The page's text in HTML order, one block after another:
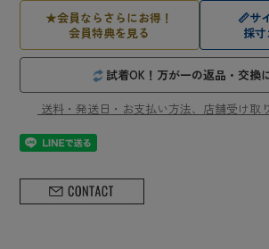
★会員ならさらにお得！
会員特典を見る
📏サ
採
試着OK！万が一の返品・交換
送料・発送日・お支払い方法、店舗受け取